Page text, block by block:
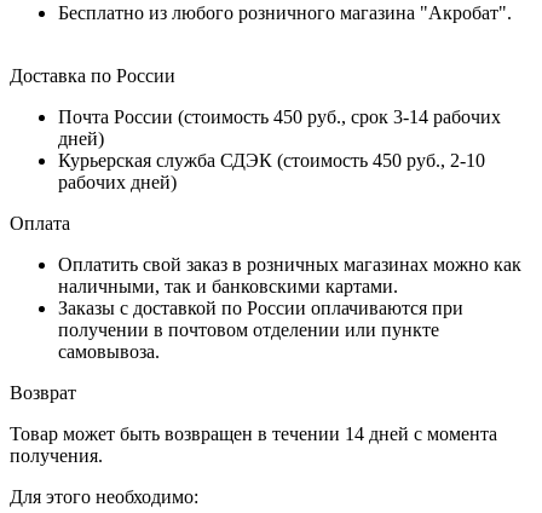
Бесплатно из любого розничного магазина "Акробат".
Доставка по России
Почта России (стоимость 450 руб., срок 3-14 рабочих
дней)
Курьерская служба СДЭК (стоимость 450 руб., 2-10
рабочих дней)
Оплата
Оплатить свой заказ в розничных магазинах можно как
наличными, так и банковскими картами.
Заказы с доставкой по России оплачиваются при
получении в почтовом отделении или пункте
самовывоза.
Возврат
Товар может быть возвращен в течении 14 дней с момента
получения.
Для этого необходимо: